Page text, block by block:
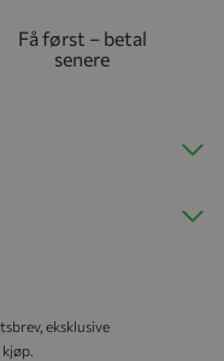
Få først – betal
senere
eksklusive